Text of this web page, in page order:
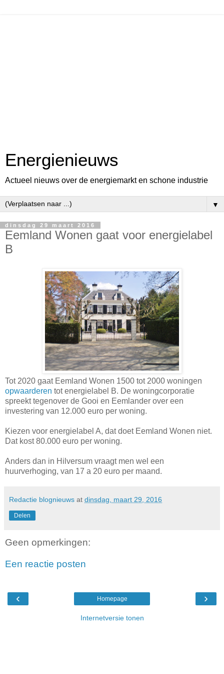
Energienieuws
Actueel nieuws over de energiemarkt en schone industrie
▼
dinsdag 29 maart 2016
Eemland Wonen gaat voor energielabel
B
Tot 2020 gaat Eemland Wonen 1500 tot 2000 woningen
opwaarderen tot energielabel B. De woningcorporatie
spreekt tegenover de Gooi en Eemlander over een
investering van 12.000 euro per woning.
Kiezen voor energielabel A, dat doet Eemland Wonen niet.
Dat kost 80.000 euro per woning.
Anders dan in Hilversum vraagt men wel een
huurverhoging, van 17 a 20 euro per maand.
Redactie blognieuws at dinsdag, maart 29, 2016
Delen
Geen opmerkingen:
Een reactie posten
‹ ›
Homepage
Internetversie tonen